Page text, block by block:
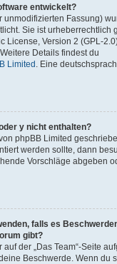
entwickelt?
unmodifizierten Fassung)
Sie ist urheberrechtlich
License, Version 2 (GPL-
Details findest du
Limited . Eine
y nicht enthalten?
phpBB Limited
werden sollte, dann
Vorschläge abgeben
falls es
gibt?
der „Das Team“-Seite
Beschwerde. Wenn du